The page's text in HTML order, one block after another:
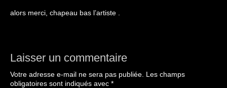
alors merci, chapeau bas l’artiste .
Laisser un commentaire
Votre adresse e-mail ne sera pas publiée. Les champs
obligatoires sont indiqués avec *